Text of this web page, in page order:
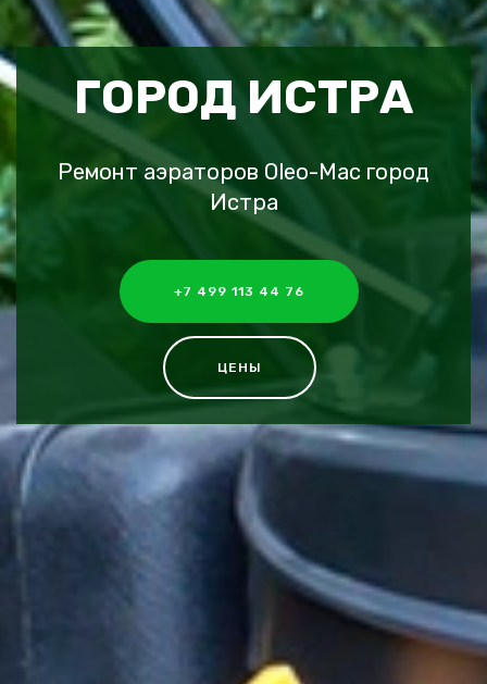
ГОРОД ИСТРА
Ремонт аэраторов Oleo-Mac город
Истра
+7 499 113 44 76
ЦЕНЫ